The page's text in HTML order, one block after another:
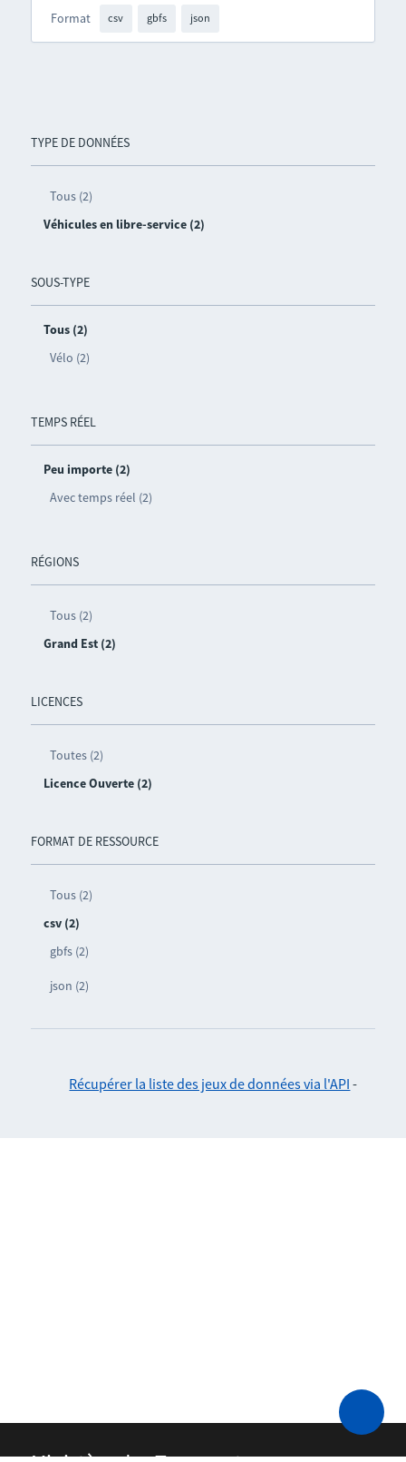
TYPE DE DONNÉES
Tous (2)
Véhicules en libre-service (2)
SOUS-TYPE
Tous (2)
Vélo (2)
TEMPS RÉEL
Peu importe (2)
Avec temps réel (2)
RÉGIONS
Tous (2)
Grand Est (2)
LICENCES
Toutes (2)
Licence Ouverte (2)
FORMAT DE RESSOURCE
Tous (2)
csv (2)
gbfs (2)
json (2)
Format csv gbfs json
Récupérer la liste des jeux de données via l'API -